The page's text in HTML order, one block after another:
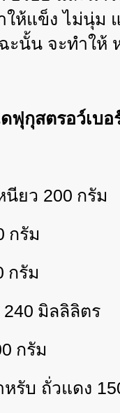
ให้แข็ง ไม่นุ่ม
นั้น จะทำให้
ฟุกุสตรอว์เบอ
นียว 200 กรัม
กรัม
กรัม
240 มิลลิลิตร
กรัม
รับ ถั่วแดง